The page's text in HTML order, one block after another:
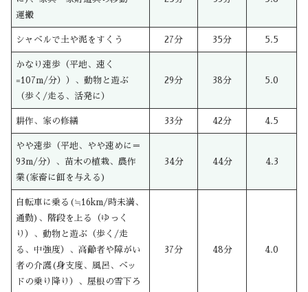
運搬
シャベルで土や泥をすくう 27分 35分 5.5
かなり速歩（平地、速く
=107m/分））、動物と遊ぶ
（歩く/走る、活発に）
29分 38分 5.0
耕作、家の修繕 33分 42分 4.5
やや速歩（平地、やや速めに＝
93m/分）、苗木の植栽、農作
業(家畜に餌を与える)
34分 44分 4.3
自転車に乗る(≒16km/時未満、
通勤)、階段を上る（ゆっく
り）、動物と遊ぶ（歩く/走
る、中強度）、高齢者や障がい
者の介護(身支度、風呂、ベッ
ドの乗り降り）、屋根の雪下ろ
37分 48分 4.0